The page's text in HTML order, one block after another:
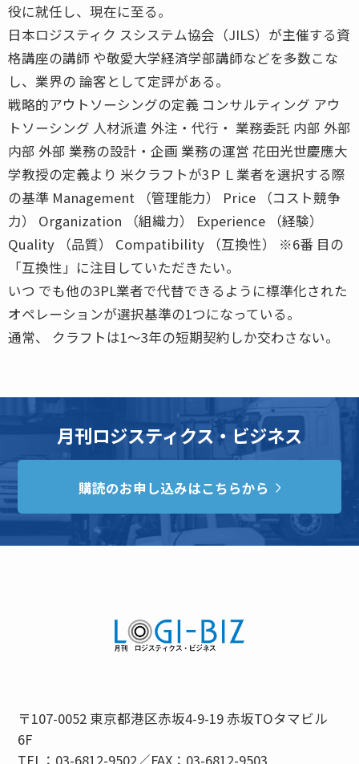
役に就任し、現在に至る。
日本ロジスティク スシステム協会（JILS）が主催する資
格講座の講師 や敬愛大学経済学部講師などを多数こな
し、業界の 論客として定評がある。
戦略的アウトソーシングの定義 コンサルティング アウ
トソーシング 人材派遣 外注・代行・ 業務委託 内部 外部
内部 外部 業務の設計・企画 業務の運営 花田光世慶應大
学教授の定義より 米クラフトが3ＰＬ業者を選択する際
の基準 Management （管理能力） Price （コスト競争
力） Organization （組織力） Experience （経験）
Quality （品質） Compatibility （互換性） ※6番 目の
「互換性」に注目していただきたい。
いつ でも他の3PL業者で代替できるように標準化された
オペレーションが選択基準の1つになっている。
通常、 クラフトは1〜3年の短期契約しか交わさない。
月刊ロジスティクス・ビジネス
購読のお申し込みはこちらから
〒107-0052 東京都港区赤坂4-9-19 赤坂TOタマビル
6F
TEL：03-6812-9502／FAX：03-6812-9503